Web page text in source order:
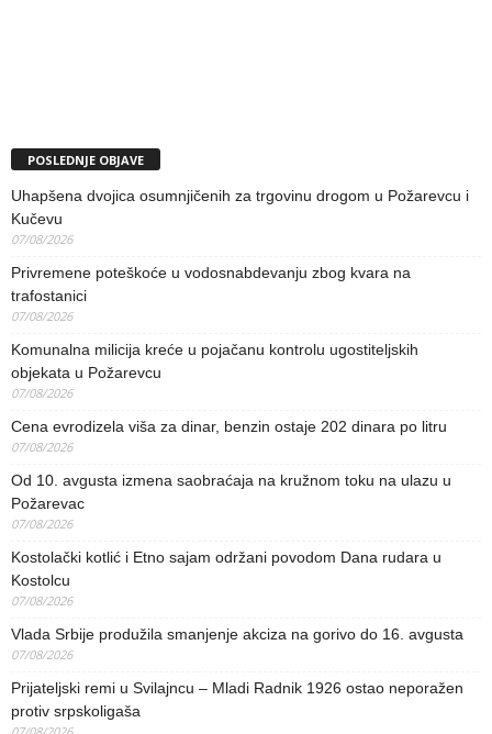
POSLEDNJE OBJAVE
Uhapšena dvojica osumnjičenih za trgovinu drogom u Požarevcu i
Kučevu
07/08/2026
Privremene poteškoće u vodosnabdevanju zbog kvara na
trafostanici
07/08/2026
Komunalna milicija kreće u pojačanu kontrolu ugostiteljskih
objekata u Požarevcu
07/08/2026
Cena evrodizela viša za dinar, benzin ostaje 202 dinara po litru
07/08/2026
Od 10. avgusta izmena saobraćaja na kružnom toku na ulazu u
Požarevac
07/08/2026
Kostolački kotlić i Etno sajam održani povodom Dana rudara u
Kostolcu
07/08/2026
Vlada Srbije produžila smanjenje akciza na gorivo do 16. avgusta
07/08/2026
Prijateljski remi u Svilajncu – Mladi Radnik 1926 ostao neporažen
protiv srpskoligaša